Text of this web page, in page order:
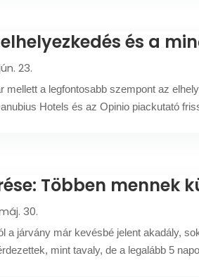
és a
23.
mellett a legfontosabb szempont az
Hotels és az Opinio piackutató
Többen
30.
a járvány már kevésbé jelent akadály,
mint tavaly, de a legalább 5